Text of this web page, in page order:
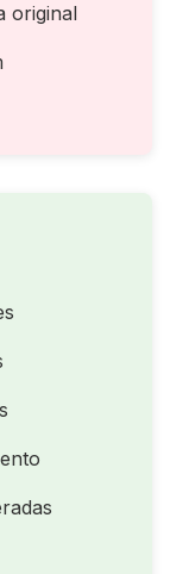
original